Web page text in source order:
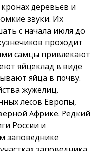
деревьев и
звуки. Их
с начала июля до
проходит
самцы привлекают
яйцеклад в виде
яйца в почву.
жужелиц.
лесов Европы,
Африке. Редкий
России и
заповеднике